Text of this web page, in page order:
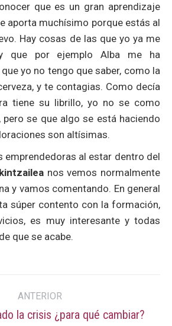
que es un gran aprendizaje
aporta muchísimo porque estás al
Hay cosas de las que yo ya me
que por ejemplo Alba me ha
yo no tengo que saber, como la
y te contagias. Como decía
tiene su librillo, yo no se como
se que algo se está haciendo
son altísimas.
emprendedoras al estar dentro del
nos vemos normalmente
y vamos comentando. En general
súper contento con la formación,
es muy interesante y todas
que se acabe.
ANTERIOR
Publicación
la crisis ¿para qué cambiar?